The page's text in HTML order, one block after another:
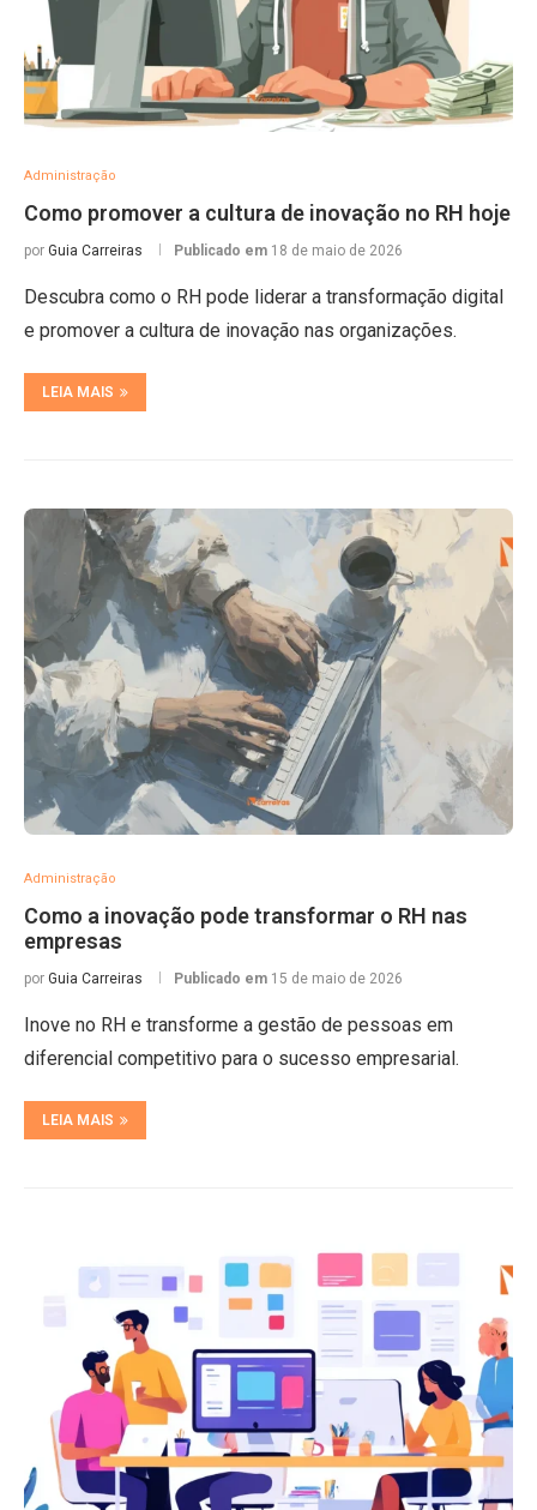
Administração
Como promover a cultura de inovação no RH hoje
por Guia Carreiras Publicado em 18 de maio de 2026
Descubra como o RH pode liderar a transformação digital
e promover a cultura de inovação nas organizações.
LEIA MAIS
Administração
Como a inovação pode transformar o RH nas
empresas
por Guia Carreiras Publicado em 15 de maio de 2026
Inove no RH e transforme a gestão de pessoas em
diferencial competitivo para o sucesso empresarial.
LEIA MAIS